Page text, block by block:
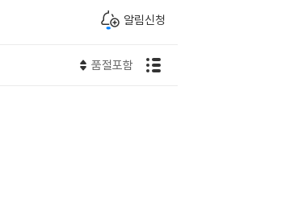
알림신청
품절포함